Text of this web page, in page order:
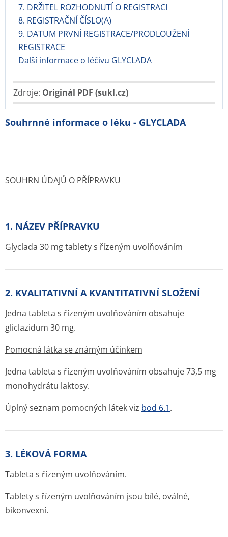
7. DRŽITEL ROZHODNUTÍ O REGISTRACI
8. REGISTRAČNÍ ČÍSLO(A)
9. DATUM PRVNÍ REGISTRACE/PRODLOUŽENÍ
REGISTRACE
Další informace o léčivu GLYCLADA
Zdroje: Originál PDF (sukl.cz)
Souhrnné informace o léku - GLYCLADA
SOUHRN ÚDAJŮ O PŘÍPRAVKU
1. NÁZEV PŘÍPRAVKU
Glyclada 30 mg tablety s řízeným uvolňováním
2. KVALITATIVNÍ A KVANTITATIVNÍ SLOŽENÍ
Jedna tableta s řízeným uvolňováním obsahuje
gliclazidum 30 mg.
Pomocná látka se známým účinkem
Jedna tableta s řízeným uvolňováním obsahuje 73,5 mg
monohydrátu laktosy.
Úplný seznam pomocných látek viz bod 6.1.
3. LÉKOVÁ FORMA
Tableta s řízeným uvolňováním.
Tablety s řízeným uvolňováním jsou bílé, oválné,
bikonvexní.